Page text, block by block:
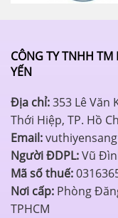
CÔNG TY TNHH TM
YẾN
Địa chỉ:353 Lê Văn
Thới Hiệp, TP. Hồ
Email:
Người ĐDPL:Vũ
Mã số thuế:
Nơi cấp: Phòng
TPHCM